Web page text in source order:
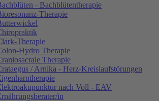
- Bachblütentherapie
Therapie
Therapie
Hydro Therapie
Therapie
/ Arnika - Herz-Kreislaufstörungen
nach Voll - EAV
in